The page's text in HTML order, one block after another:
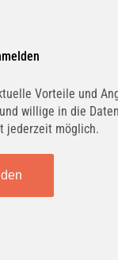
Vorteile und
willige in die
jederzeit möglich.